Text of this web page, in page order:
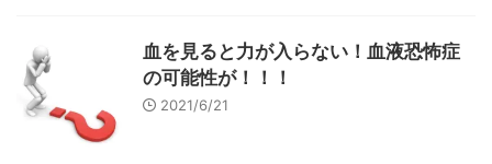
血を見ると力が入らない！血液恐怖症
の可能性が！！！
2021/6/21